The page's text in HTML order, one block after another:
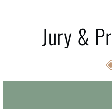
Jury &